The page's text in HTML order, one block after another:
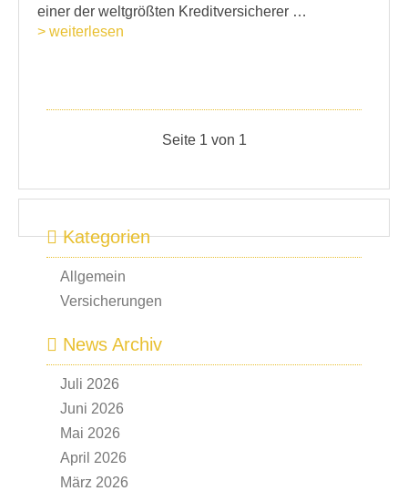
einer der weltgrößten Kreditversicherer …
> weiterlesen
Seite 1 von 1
Kategorien
Allgemein
Versicherungen
News Archiv
Juli 2026
Juni 2026
Mai 2026
April 2026
März 2026